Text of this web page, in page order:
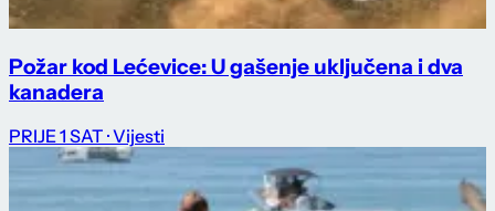
Požar kod Lećevice: U gašenje uključena i dva
kanadera
PRIJE 1 SAT · Vijesti